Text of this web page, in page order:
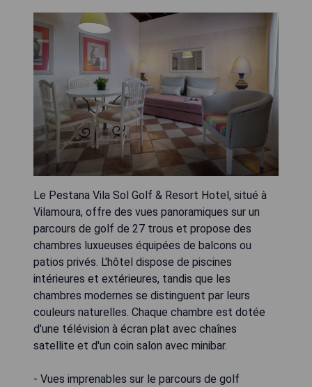
Le Pestana Vila Sol Golf & Resort Hotel, situé à
Vilamoura, offre des vues panoramiques sur un
parcours de golf de 27 trous et propose des
chambres luxueuses équipées de balcons ou
patios privés. L'hôtel dispose de piscines
intérieures et extérieures, tandis que les
chambres modernes se distinguent par leurs
couleurs naturelles. Chaque chambre est dotée
d'une télévision à écran plat avec chaînes
satellite et d'un coin salon avec minibar.
- Vues imprenables sur le parcours de golf